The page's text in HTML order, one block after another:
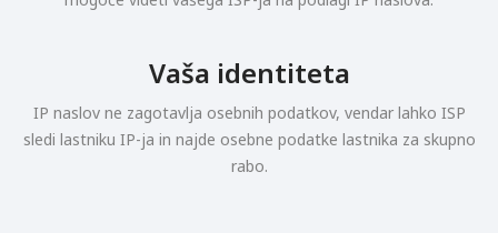
Vaša identiteta
IP naslov ne zagotavlja osebnih podatkov, vendar lahko ISP
sledi lastniku IP-ja in najde osebne podatke lastnika za skupno
rabo.